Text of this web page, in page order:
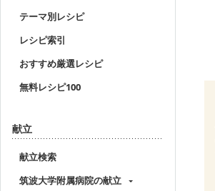
テーマ別レシピ
レシピ索引
おすすめ厳選レシピ
無料レシピ100
献立
献立検索
筑波大学附属病院の献立